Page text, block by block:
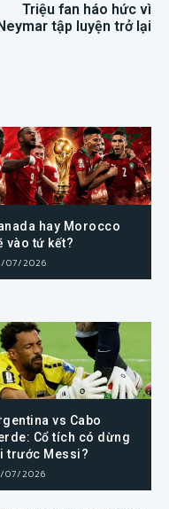
Triệu fan háo hức vì
tập luyện trở lại
hay Morocco
vào tứ kết?
07/2026
vs Cabo
Cổ tích có dừng
trước Messi?
07/2026